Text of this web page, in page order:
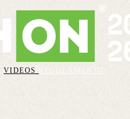
VIDEOS
REGOLAMENTO